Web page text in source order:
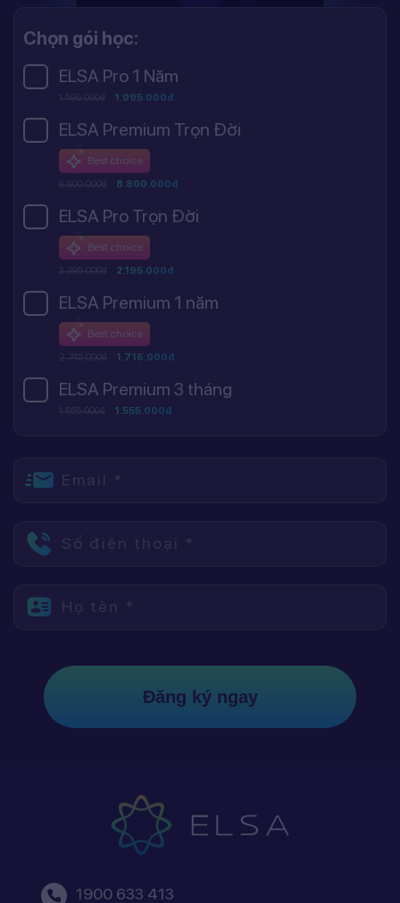
Chọn gói học:
ELSA Pro 1 Năm
1.595.000đ 1.095.000đ
ELSA Premium Trọn Đời
Best choice
8.800.000đ 8.800.000đ
ELSA Pro Trọn Đời
Best choice
3.395.000đ 2.195.000đ
ELSA Premium 1 năm
Best choice
2.745.000đ 1.716.000đ
ELSA Premium 3 tháng
1.555.000đ 1.555.000đ
Email *
Số điện thoại *
Họ tên *
Đăng ký ngay
1900 633 413